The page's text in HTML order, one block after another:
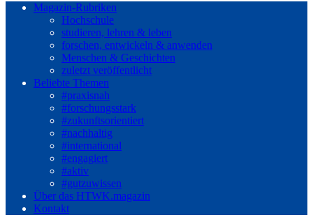
Magazin-Rubriken
Hochschule
studieren, lehren & leben
forschen, entwickeln & anwenden
Menschen & Geschichten
zuletzt veröffentlicht
Beliebte Themen
#praxisnah
#forschungsstark
#zukunftsorientiert
#nachhaltig
#international
#engagiert
#aktiv
#gutzuwissen
Über das HTWK.magazin
Kontakt